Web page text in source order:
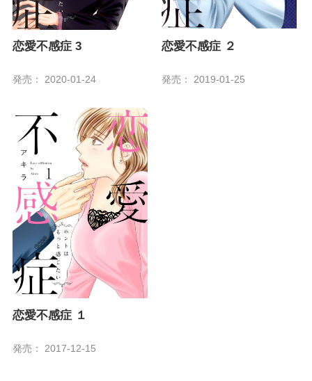
恋愛不感症 3
発売： 2020-01-24
恋愛不感症 ２
発売： 2019-01-25
恋愛不感症 １
発売： 2017-12-15